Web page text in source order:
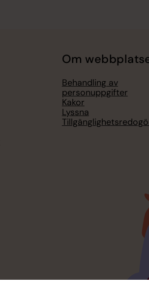
Om
Behandling av
personuppgifter
Kakor
Lyssna